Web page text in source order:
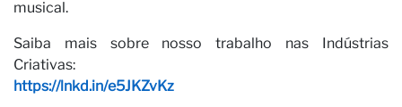
musical.
Saiba mais sobre nosso trabalho nas Indústrias
Criativas:
https://lnkd.in/e5JKZvKz